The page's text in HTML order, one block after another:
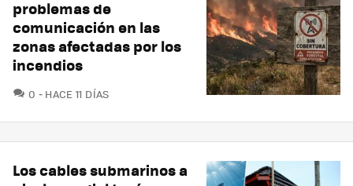
problemas de
comunicación en las
zonas afectadas por los
incendios
0 COMENTARIOS
HACE 11 DÍAS
Los cables submarinos a